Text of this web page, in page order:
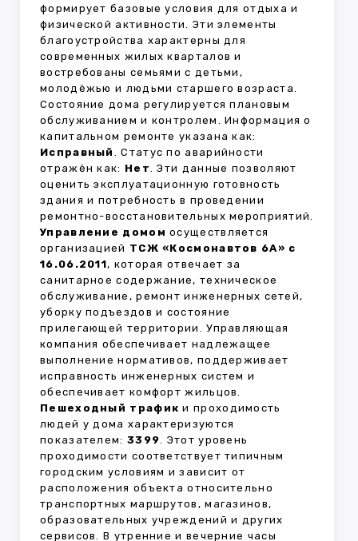
формирует базовые условия для отдыха и
физической активности. Эти элементы
благоустройства характерны для
современных жилых кварталов и
востребованы семьями с детьми,
молодёжью и людьми старшего возраста.
Состояние дома регулируется плановым
обслуживанием и контролем. Информация о
капитальном ремонте указана как:
Исправный . Статус по аварийности
отражён как: Нет. Эти данные позволяют
оценить эксплуатационную готовность
здания и потребность в проведении
ремонтно-восстановительных мероприятий.
Управление домом осуществляется
организацией ТСЖ «Космонавтов 6А» с
16.06.2011, которая отвечает за
санитарное содержание, техническое
обслуживание, ремонт инженерных сетей,
уборку подъездов и состояние
прилегающей территории. Управляющая
компания обеспечивает надлежащее
выполнение нормативов, поддерживает
исправность инженерных систем и
обеспечивает комфорт жильцов.
Пешеходный трафик и проходимость
людей у дома характеризуются
показателем: 3399. Этот уровень
проходимости соответствует типичным
городским условиям и зависит от
расположения объекта относительно
транспортных маршрутов, магазинов,
образовательных учреждений и других
сервисов. В утренние и вечерние часы